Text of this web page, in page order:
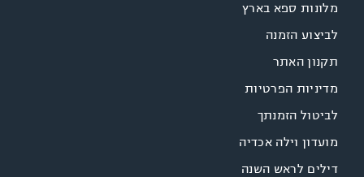
מלונות ספא בארץ
לביצוע הזמנה
תקנון האתר
מדיניות הפרטיות
לביטול הזמנתך
מועדון וילה אכדיה
דילים לראש השנה